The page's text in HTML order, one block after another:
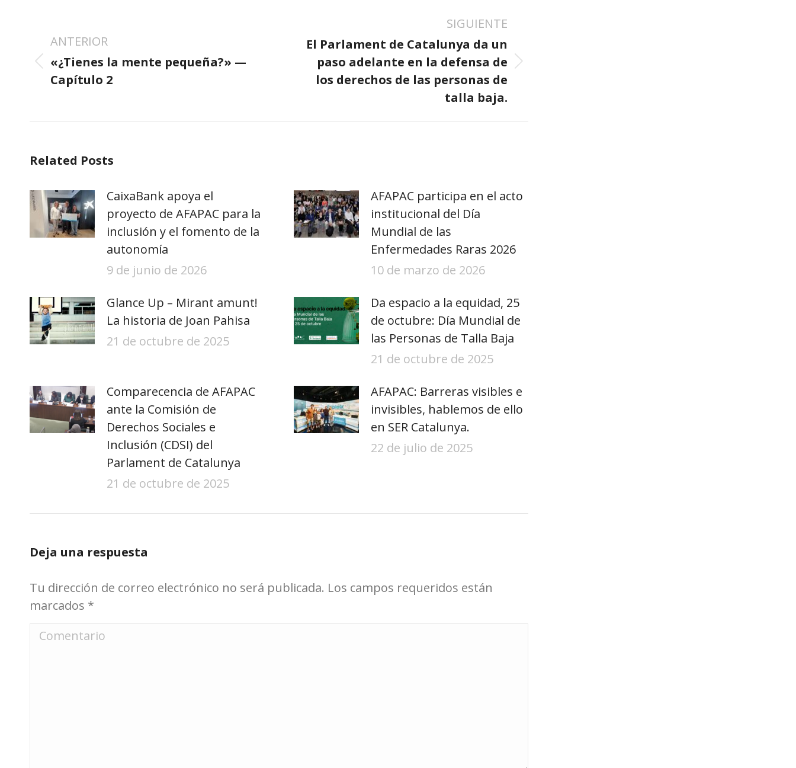
PUBLICACIONES
ANTERIOR
Publicación
anterior:
«¿Tienes la mente pequeña?» —
Capítulo 2
SIGUIENTE
Publicación
siguiente:
El Parlament de Catalunya da un
paso adelante en la defensa de
los derechos de las personas de
talla baja.
Related Posts
CaixaBank apoya el
proyecto de AFAPAC para la
inclusión y el fomento de la
autonomía
9 de junio de 2026
AFAPAC participa en el acto
institucional del Día
Mundial de las
Enfermedades Raras 2026
10 de marzo de 2026
Glance Up – Mirant amunt!
La historia de Joan Pahisa
21 de octubre de 2025
Da espacio a la equidad, 25
de octubre: Día Mundial de
las Personas de Talla Baja
21 de octubre de 2025
Comparecencia de AFAPAC
ante la Comisión de
Derechos Sociales e
Inclusión (CDSI) del
Parlament de Catalunya
21 de octubre de 2025
AFAPAC: Barreras visibles e
invisibles, hablemos de ello
en SER Catalunya.
22 de julio de 2025
Deja una respuesta
Tu dirección de correo electrónico no será publicada. Los campos requeridos están
marcados *
Comentario